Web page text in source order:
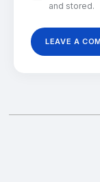
and stored.